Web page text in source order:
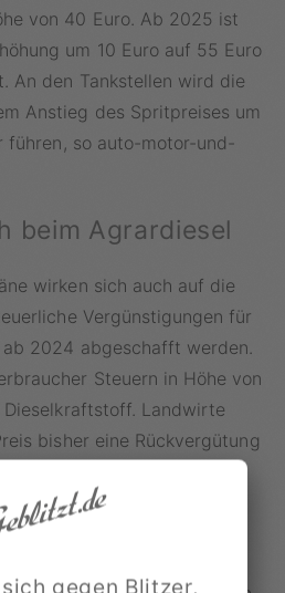
von 40 Euro. Ab 2025 ist
um 10 Euro auf 55 Euro
An den Tankstellen wird die
Anstieg des Spritpreises um
führen, so auto-motor-und-
beim Agrardiesel
wirken sich auch auf die
Vergünstigungen für
2024 abgeschafft werden.
Steuern in Höhe von
Landwirte
bisher eine Rückvergütung
Befreiung von
ist im Gespräch.
gegen Blitzer,